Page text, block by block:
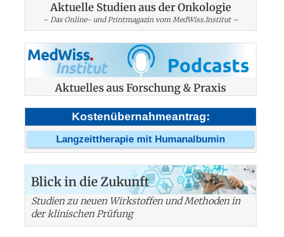
Aktuelle Studien aus der Onkologie
– Das Online- und Printmagazin vom MedWiss.Institut –
Aktuelles aus Forschung & Praxis
Kostenübernahmeantrag:
Langzeittherapie mit Humanalbumin
Blick in die Zukunft
Studien zu neuen Wirkstoffen und Methoden in
der klinischen Prüfung